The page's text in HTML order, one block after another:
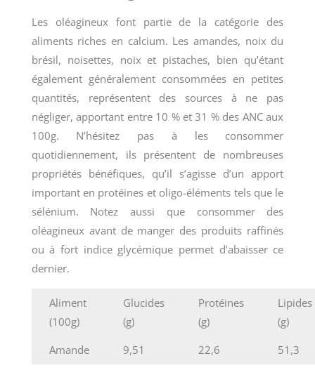
Les oléagineux font partie de la catégorie des
aliments riches en calcium. Les amandes, noix du
brésil, noisettes, noix et pistaches, bien qu’étant
également généralement consommées en petites
quantités, représentent des sources à ne pas
négliger, apportant entre 10 % et 31 % des ANC aux
100g. N’hésitez pas à les consommer
quotidiennement, ils présentent de nombreuses
propriétés bénéfiques, qu’il s’agisse d’un apport
important en protéines et oligo-éléments tels que le
sélénium. Notez aussi que consommer des
oléagineux avant de manger des produits raffinés
ou à fort indice glycémique permet d’abaisser ce
dernier.
Aliment
(100g)
Glucides
(g)
Protéines
(g)
Lipides
(g)
Amande
9,51 22,6 51,3